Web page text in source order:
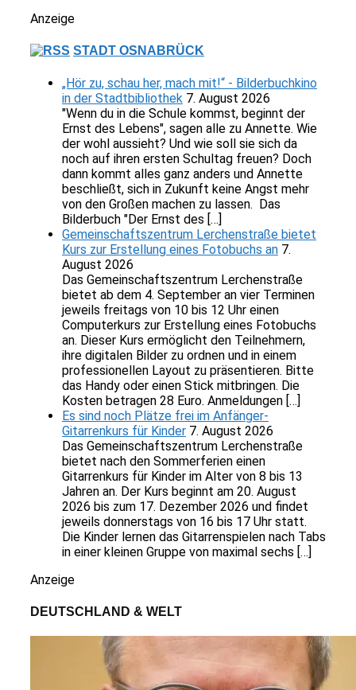
Anzeige
STADT OSNABRÜCK
„Hör zu, schau her, mach mit!“ - Bilderbuchkino
in der Stadtbibliothek 7. August 2026
"Wenn du in die Schule kommst, beginnt der
Ernst des Lebens", sagen alle zu Annette. Wie
der wohl aussieht? Und wie soll sie sich da
noch auf ihren ersten Schultag freuen? Doch
dann kommt alles ganz anders und Annette
beschließt, sich in Zukunft keine Angst mehr
von den Großen machen zu lassen. Das
Bilderbuch "Der Ernst des […]
Gemeinschaftszentrum Lerchenstraße bietet
Kurs zur Erstellung eines Fotobuchs an 7.
August 2026
Das Gemeinschaftszentrum Lerchenstraße
bietet ab dem 4. September an vier Terminen
jeweils freitags von 10 bis 12 Uhr einen
Computerkurs zur Erstellung eines Fotobuchs
an. Dieser Kurs ermöglicht den Teilnehmern,
ihre digitalen Bilder zu ordnen und in einem
professionellen Layout zu präsentieren. Bitte
das Handy oder einen Stick mitbringen. Die
Kosten betragen 28 Euro. Anmeldungen […]
Es sind noch Plätze frei im Anfänger-
Gitarrenkurs für Kinder 7. August 2026
Das Gemeinschaftszentrum Lerchenstraße
bietet nach den Sommerferien einen
Gitarrenkurs für Kinder im Alter von 8 bis 13
Jahren an. Der Kurs beginnt am 20. August
2026 bis zum 17. Dezember 2026 und findet
jeweils donnerstags von 16 bis 17 Uhr statt.
Die Kinder lernen das Gitarrenspielen nach Tabs
in einer kleinen Gruppe von maximal sechs […]
Anzeige
DEUTSCHLAND & WELT